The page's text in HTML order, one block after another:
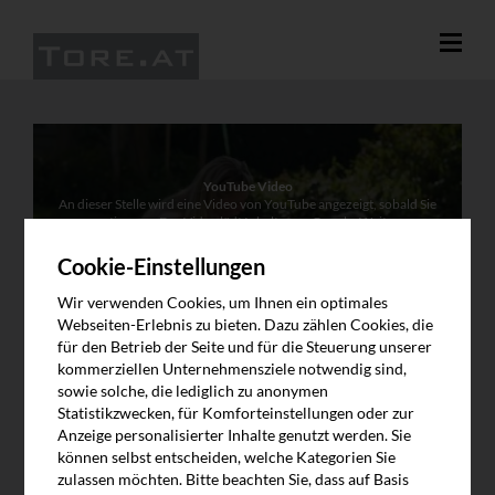
YouTube Video
An dieser Stelle wird eine Video von YouTube angezeigt, sobald Sie
zustimmen. Das Video lädt Inhalte von Google. Weitere
LINDPOINTNER TORSYSTEME | DAS TOR
Cookie-Einstellungen
Wir verwenden Cookies, um Ihnen ein optimales
Webseiten-Erlebnis zu bieten. Dazu zählen Cookies, die
für den Betrieb der Seite und für die Steuerung unserer
kommerziellen Unternehmensziele notwendig sind,
sowie solche, die lediglich zu anonymen
Statistikzwecken, für Komforteinstellungen oder zur
Anzeige personalisierter Inhalte genutzt werden. Sie
können selbst entscheiden, welche Kategorien Sie
zulassen möchten. Bitte beachten Sie, dass auf Basis